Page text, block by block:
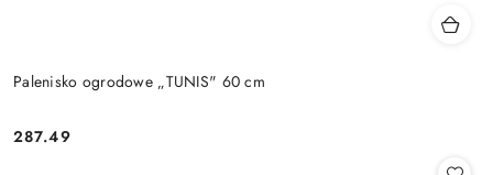
Palenisko ogrodowe „TUNIS" 60 cm
Cena:
287.49